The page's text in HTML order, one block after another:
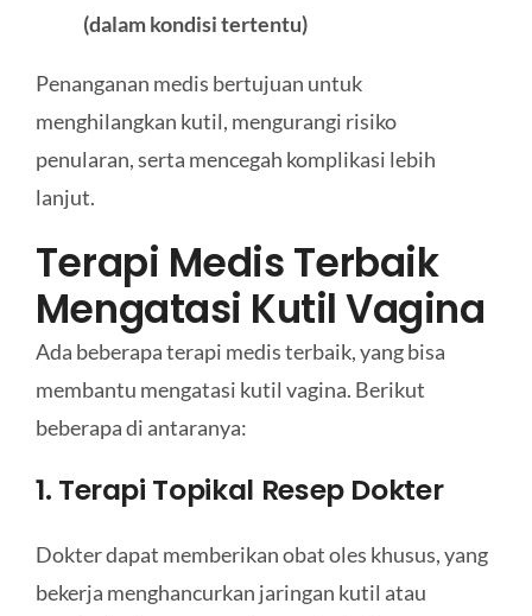
(dalam kondisi tertentu)
Penanganan medis bertujuan untuk
menghilangkan kutil, mengurangi risiko
penularan, serta mencegah komplikasi lebih
lanjut.
Terapi Medis Terbaik
Mengatasi Kutil Vagina
Ada beberapa terapi medis terbaik, yang bisa
membantu mengatasi kutil vagina. Berikut
beberapa di antaranya:
1. Terapi Topikal Resep Dokter
Dokter dapat memberikan obat oles khusus, yang
bekerja menghancurkan jaringan kutil atau